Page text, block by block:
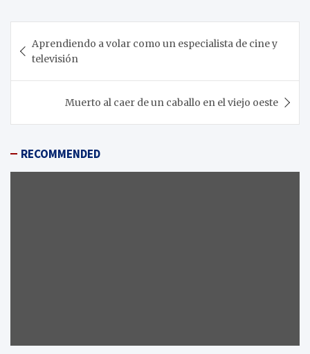
de
entradas
Aprendiendo a volar como un especialista de cine y
televisión
Muerto al caer de un caballo en el viejo oeste
RECOMMENDED